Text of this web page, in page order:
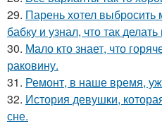
29. Парень хотел выбросить
бабку и узнал, что так делать
30. Мало кто знает, что
раковину.
31. Ремонт, в наше время,
32. История девушки,
сне.